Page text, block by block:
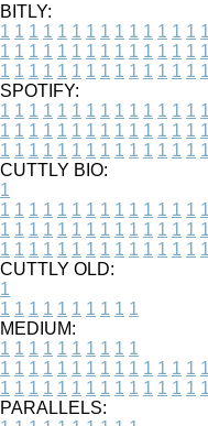
BITLY:
1 1 1 1 1 1 1 1 1 1 1 1 1 1 1
1 1 1 1 1 1 1 1 1 1 1 1 1 1 1
1 1 1 1 1 1 1 1 1 1 1 1 1 1 1
SPOTIFY:
1 1 1 1 1 1 1 1 1 1 1 1 1 1 1
1 1 1 1 1 1 1 1 1 1 1 1 1 1 1
1 1 1 1 1 1 1 1 1 1 1 1 1 1 1
CUTTLY BIO:
1
1 1 1 1 1 1 1 1 1 1 1 1 1 1 1
1 1 1 1 1 1 1 1 1 1 1 1 1 1 1
1 1 1 1 1 1 1 1 1 1 1 1 1 1 1
CUTTLY OLD:
1
1 1 1 1 1 1 1 1 1 1
MEDIUM:
1 1 1 1 1 1 1 1 1 1
1 1 1 1 1 1 1 1 1 1 1 1 1 1 1
1 1 1 1 1 1 1 1 1 1 1 1 1 1 1
PARALLELS: